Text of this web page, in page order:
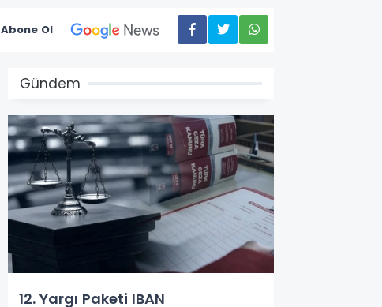
Abone Ol
Gündem
12. Yargı Paketi IBAN